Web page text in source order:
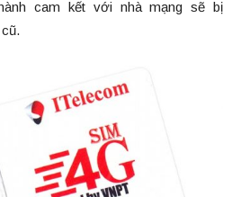
cam kết với nhà mạng sẽ bị